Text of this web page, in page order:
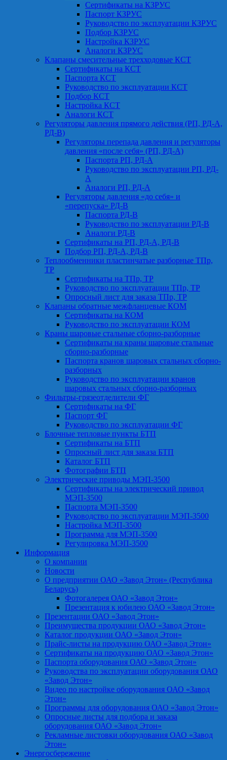
Сертификаты на КЗРУС
Паспорт КЗРУС
Руководство по эксплуатации КЗРУС
Подбор КЗРУС
Настройка КЗРУС
Аналоги КЗРУС
Клапаны смесительные трехходовые КСТ
Сертификаты на КСТ
Паспорта КСТ
Руководство по эксплуатации КСТ
Подбор КСТ
Настройка КСТ
Аналоги КСТ
Регуляторы давления прямого действия (РП, РД-А,
РД-В)
Регуляторы перепада давления и регуляторы
давления «после себя» (РП, РД-А)
Паспорта РП, РД-А
Руководство по эксплуатации РП, РД-
А
Аналоги РП, РД-А
Регуляторы давления «до себя» и
«перепуска» РД-В
Паспорта РД-В
Руководство по эксплуатации РД-В
Аналоги РД-В
Сертификаты на РП, РД-А, РД-В
Подбор РП, РД-А, РД-В
Теплообменники пластинчатые разборные ТПр,
ТР
Сертификаты на ТПр, ТР
Руководство по эксплуатации ТПр, ТР
Опросный лист для заказа ТПр, ТР
Клапаны обратные межфланцевые КОМ
Сертификаты на КОМ
Руководство по эксплуатации КОМ
Краны шаровые стальные сборно-разборные
Сертификаты на краны шаровые стальные
сборно-разборные
Паспорта кранов шаровых стальных сборно-
разборных
Руководство по эксплуатации кранов
шаровых стальных сборно-разборных
Фильтры-грязеотделители ФГ
Сертификаты на ФГ
Паспорт ФГ
Руководство по эксплуатации ФГ
Блочные тепловые пункты БТП
Сертификаты на БТП
Опросный лист для заказа БТП
Каталог БТП
Фотографии БТП
Электрические приводы МЭП-3500
Сертификаты на электрический привод
МЭП-3500
Паспорта МЭП-3500
Руководство по эксплуатации МЭП-3500
Настройка МЭП-3500
Программа для МЭП-3500
Регулировка МЭП-3500
Информация
О компании
Новости
О предприятии ОАО «Завод Этон» (Республика
Беларусь)
Фотогалерея ОАО «Завод Этон»
Презентация к юбилею ОАО «Завод Этон»
Презентации ОАО «Завод Этон»
Преимущества продукции ОАО «Завод Этон»
Каталог продукции ОАО «Завод Этон»
Прайс-листы на продукцию ОАО «Завод Этон»
Сертификаты на продукцию ОАО «Завод Этон»
Паспорта оборудования ОАО «Завод Этон»
Руководства по эксплуатации оборудования ОАО
«Завод Этон»
Видео по настройке оборудования ОАО «Завод
Этон»
Программы для оборудования ОАО «Завод Этон»
Опросные листы для подбора и заказа
оборудования ОАО «Завод Этон»
Рекламные листовки оборудования ОАО «Завод
Этон»
Энергосбережение